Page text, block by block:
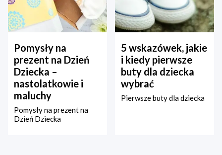
Pomysły na
prezent na Dzień
Dziecka –
nastolatkowie i
maluchy
Pomysły na prezent na
Dzień Dziecka
5 wskazówek, jakie
i kiedy pierwsze
buty dla dziecka
wybrać
Pierwsze buty dla dziecka